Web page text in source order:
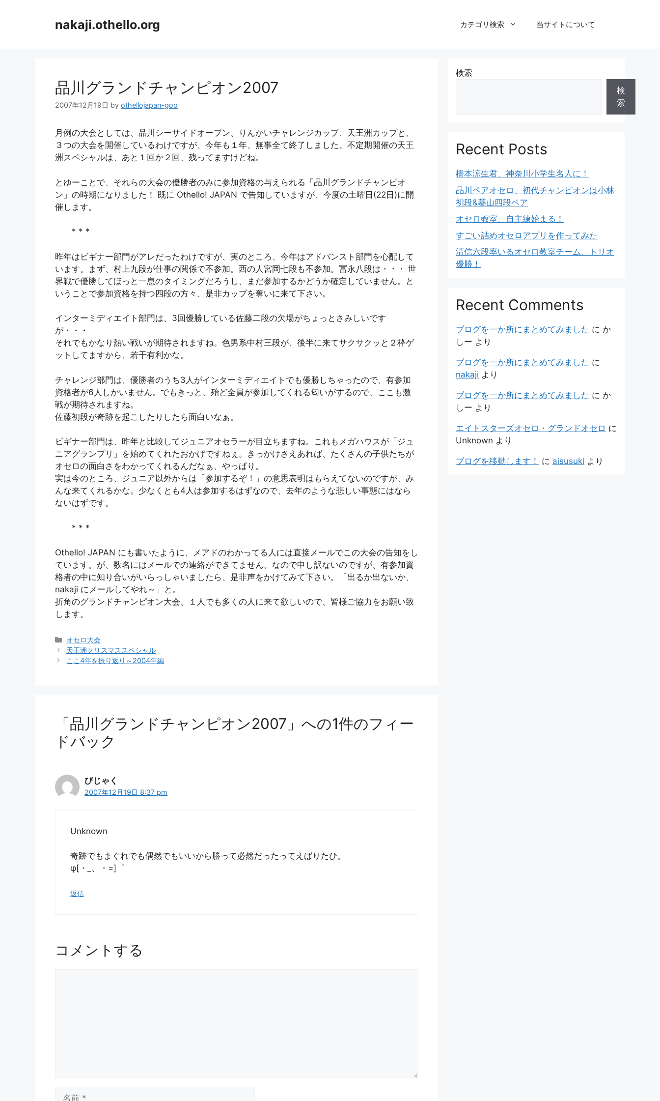
nakaji.othello.org カテゴリ検索 当サイトについて
品川グランドチャンピオン2007
2007年12月19日 by othellojapan-goo
月例の大会としては、品川シーサイドオープン、りんかいチャレンジカップ、天王洲カップと、
３つの大会を開催しているわけですが、今年も１年、無事全て終了しました。不定期開催の天王
洲スペシャルは、あと１回か２回、残ってますけどね。
とゆーことで、それらの大会の優勝者のみに参加資格の与えられる「品川グランドチャンピオ
ン」の時期になりました！ 既に Othello! JAPAN で告知していますが、今度の土曜日(22日)に開
催します。
* * *
昨年はビギナー部門がアレだったわけですが、実のところ、今年はアドバンスト部門を心配して
います。まず、村上九段が仕事の関係で不参加。西の人宮岡七段も不参加。冨永八段は・・・ 世
界戦で優勝してほっと一息のタイミングだろうし、まだ参加するかどうか確定していません。と
いうことで参加資格を持つ四段の方々、是非カップを奪いに来て下さい。
インターミディエイト部門は、3回優勝している佐藤二段の欠場がちょっとさみしいです
が・・・
それでもかなり熱い戦いが期待されますね。色男系中村三段が、後半に来てサクサクッと２枠ゲ
ットしてますから、若干有利かな。
チャレンジ部門は、優勝者のうち3人がインターミディエイトでも優勝しちゃったので、有参加
資格者が6人しかいません。でもきっと、殆ど全員が参加してくれる匂いがするので、ここも激
戦が期待されますね。
佐藤初段が奇跡を起こしたりしたら面白いなぁ。
ビギナー部門は、昨年と比較してジュニアオセラーが目立ちますね。これもメガハウスが「ジュ
ニアグランプリ」を始めてくれたおかげですねぇ。きっかけさえあれば、たくさんの子供たちが
オセロの面白さをわかってくれるんだなぁ、やっぱり。
実は今のところ、ジュニア以外からは「参加するぞ！」の意思表明はもらえてないのですが、み
んな来てくれるかな。少なくとも4人は参加するはずなので、去年のような悲しい事態にはなら
ないはずです。
* * *
Othello! JAPAN にも書いたように、メアドのわかってる人には直接メールでこの大会の告知をし
ています。が、数名にはメールでの連絡ができてません。なので申し訳ないのですが、有参加資
格者の中に知り合いがいらっしゃいましたら、是非声をかけてみて下さい。「出るか出ないか、
nakaji にメールしてやれ～」と。
折角のグランドチャンピオン大会、１人でも多くの人に来て欲しいので、皆様ご協力をお願い致
します。
カ
テ
ゴ
オセロ大会
天王洲クリスマススペシャル
ここ4年を振り返り～2004年編
「品川グランドチャンピオン2007」への1件のフィー
ドバック
びじゃく
2007年12月19日 8:37 pm
Unknown
奇跡でもまぐれでも偶然でもいいから勝って必然だったってえばりたひ。
φ[・_、・=]゜
返信
コメントする
検索
検
索
Recent Posts
橋本涼生君、神奈川小学生名人に！
品川ペアオセロ、初代チャンピオンは小林
初段&菱山四段ペア
オセロ教室、自主練始まる！
すごい詰めオセロアプリを作ってみた
清信六段率いるオセロ教室チーム、トリオ
優勝！
Recent Comments
ブログを一か所にまとめてみました に か
しー より
ブログを一か所にまとめてみました に
nakaji より
ブログを一か所にまとめてみました に か
しー より
エイトスターズオセロ・グランドオセロ に
Unknown より
ブログを移動します！ に aisusuki より